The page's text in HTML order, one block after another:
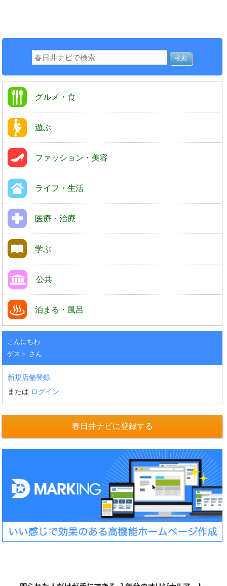
グルメ・食
遊ぶ
ファッション・美容
ライフ・生活
医療・治療
学ぶ
公共
泊まる・風呂
こんにちわ
ゲスト さん
新規店舗登録
または ログイン
春日井ナビに登録する